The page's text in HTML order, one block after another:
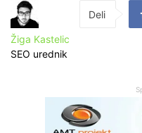
Žiga Kastelic
SEO urednik